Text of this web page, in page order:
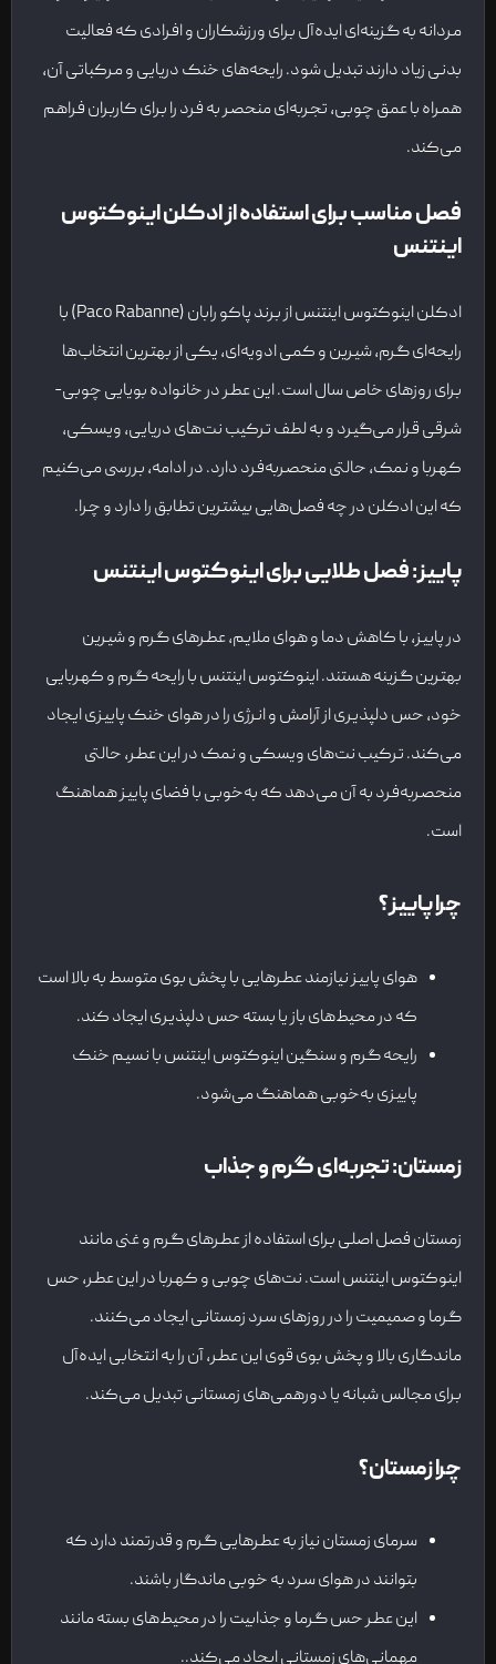
مردانه به گزینه‌ای ایده‌آل برای ورزشکاران و افرادی که فعالیت
بدنی زیاد دارند تبدیل شود. رایحه‌های خنک دریایی و مرکباتی آن،
همراه با عمق چوبی، تجربه‌ای منحصر به فرد را برای کاربران فراهم
می‌کند.
فصل مناسب برای استفاده از ادکلن اینوکتوس
اینتنس
ادکلن اینوکتوس اینتنس از برند پاکو رابان (Paco Rabanne) با
رایحه‌ای گرم، شیرین و کمی ادویه‌ای، یکی از بهترین انتخاب‌ها
برای روزهای خاص سال است. این عطر در خانواده بویایی چوبی-
شرقی قرار می‌گیرد و به لطف ترکیب نت‌های دریایی، ویسکی،
کهربا و نمک، حالتی منحصربه‌فرد دارد. در ادامه، بررسی می‌کنیم
که این ادکلن در چه فصل‌هایی بیشترین تطابق را دارد و چرا.
پاییز: فصل طلایی برای اینوکتوس اینتنس
در پاییز، با کاهش دما و هوای ملایم، عطرهای گرم و شیرین
بهترین گزینه هستند. اینوکتوس اینتنس با رایحه گرم و کهربایی
خود، حس دلپذیری از آرامش و انرژی را در هوای خنک پاییزی ایجاد
می‌کند. ترکیب نت‌های ویسکی و نمک در این عطر، حالتی
منحصربه‌فرد به آن می‌دهد که به‌خوبی با فضای پاییز هماهنگ
است.
چرا پاییز؟
هوای پاییز نیازمند عطرهایی با پخش بوی متوسط به بالا است
که در محیط‌های باز یا بسته حس دلپذیری ایجاد کند.
رایحه گرم و سنگین اینوکتوس اینتنس با نسیم خنک
پاییزی به‌خوبی هماهنگ می‌شود.
زمستان: تجربه‌ای گرم و جذاب
زمستان فصل اصلی برای استفاده از عطرهای گرم و غنی مانند
اینوکتوس اینتنس است. نت‌های چوبی و کهربا در این عطر، حس
گرما و صمیمیت را در روزهای سرد زمستانی ایجاد می‌کنند.
ماندگاری بالا و پخش بوی قوی این عطر، آن را به انتخابی ایده‌آل
برای مجالس شبانه یا دورهمی‌های زمستانی تبدیل می‌کند.
چرا زمستان؟
سرمای زمستان نیاز به عطرهایی گرم و قدرتمند دارد که
بتوانند در هوای سرد به خوبی ماندگار باشند.
این عطر حس گرما و جذابیت را در محیط‌های بسته مانند
مهمانی‌های زمستانی ایجاد می‌کند..